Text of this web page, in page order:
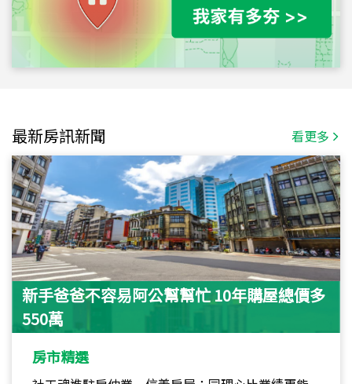
最新房訊新聞 看更多
新手爸爸不容易阿公幫幫忙 10年購屋總價多
550萬
房市精選